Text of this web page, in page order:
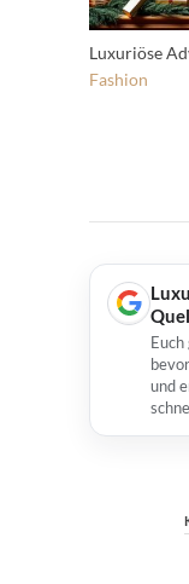
Luxuriöse
Fashion
und